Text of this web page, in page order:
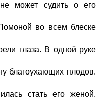
может судить о его
во всем блеске
глаза. В одной руке
благоухающих плодов.
стать его женой.